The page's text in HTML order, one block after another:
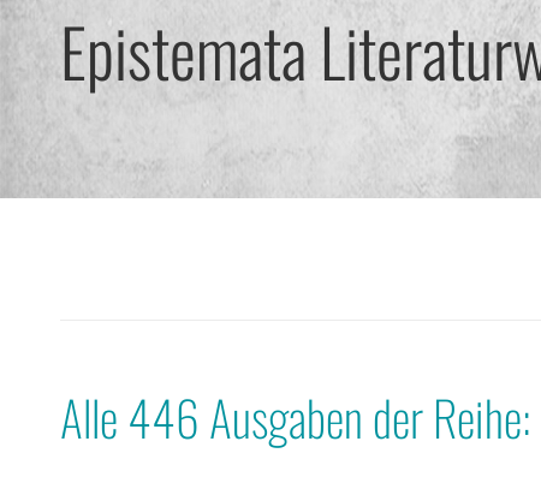
Epistemata
Alle 446 Ausgaben der